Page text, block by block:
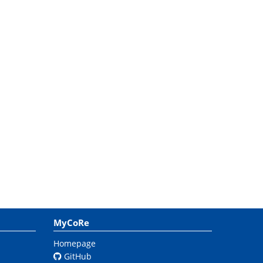
MyCoRe
Homepage
GitHub